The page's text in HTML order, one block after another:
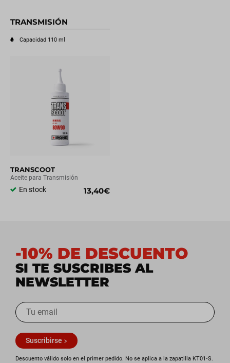
TRANSMISIÓN
Capacidad 110 ml
TRANSCOOT
Aceite para Transmisión
En stock 13,40€
-10% DE DESCUENTO
SI TE SUSCRIBES AL
NEWSLETTER
Suscribirse
Descuento válido solo en el primer pedido. No se aplica a la zapatilla KT01‑S.